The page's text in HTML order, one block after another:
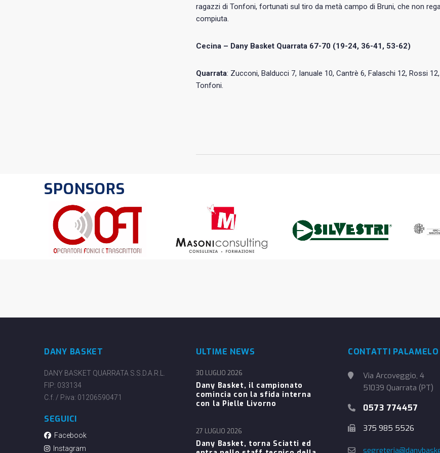
ragazzi di Tonfoni, fortunati sul tiro da metà campo di Bruni, che non
compiuta.
Cecina – Dany Basket Quarrata 67-70 (19-24, 36-41, 53-62)
Quarrata: Zucconi, Balducci 7, Ianuale 10, Cantrè 6, Falaschi 12, Rossi
Tonfoni.
SPONSORS
DANY BASKET
DANY BASKET QUARRATA S.S.D.A.R.L.
FIP: 033134
C.f. / P.iva: 01206590471
SEGUICI
Facebook
Instagram
ULTIME NEWS
Dany Basket, il campionato
comincia con la sfida interna
con la Pielle Livorno
30 LUGLIO 2026
Dany Basket, torna Sciatti ed
27 LUGLIO 2026
CONTATTI PALAMELO
Via Arcoveggio, 4
51039 Quarrata (PT)
0573 774457
375 985 5526